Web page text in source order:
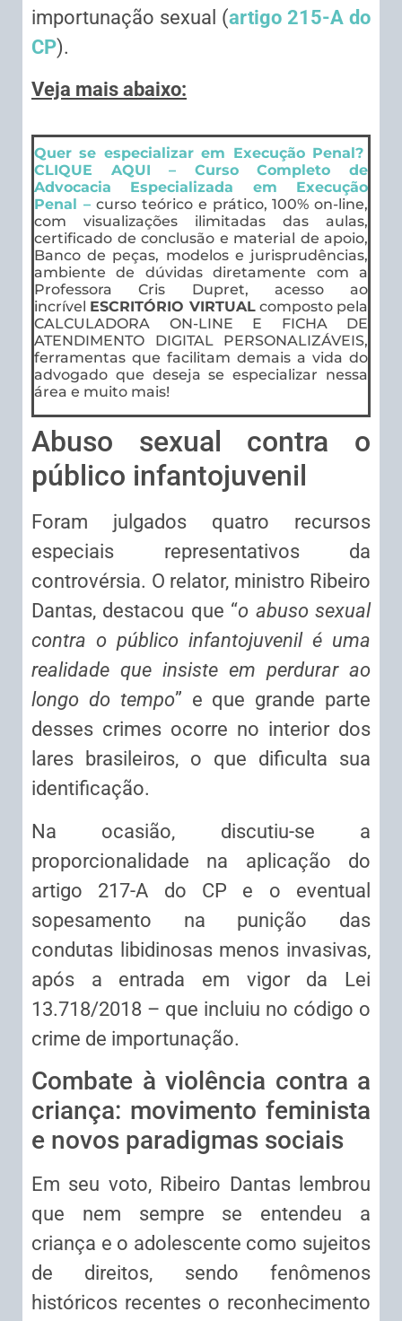
importunação sexual (artigo 215-A do
CP).
Veja mais abaixo:
Quer se especializar em Execução Penal?
CLIQUE AQUI – Curso Completo de
Advocacia Especializada em Execução
Penal –curso teórico e prático, 100% on-line,
com visualizações ilimitadas das aulas,
certificado de conclusão e material de apoio,
Banco de peças, modelos e jurisprudências,
ambiente de dúvidas diretamente com a
Professora Cris Dupret, acesso ao
incrível ESCRITÓRIO VIRTUALcomposto pela
CALCULADORA ON-LINE E FICHA DE
ATENDIMENTO DIGITAL PERSONALIZÁVEIS,
ferramentas que facilitam demais a vida do
advogado que deseja se especializar nessa
área e muito mais!
Abuso sexual contra o
público infantojuvenil
Foram julgados quatro recursos
especiais representativos da
controvérsia. O relator, ministro Ribeiro
Dantas, destacou que “o abuso sexual
contra o público infantojuvenil é uma
realidade que insiste em perdurar ao
longo do tempo” e que grande parte
desses crimes ocorre no interior dos
lares brasileiros, o que dificulta sua
identificação.
Na ocasião, discutiu-se a
proporcionalidade na aplicação do
artigo 217-A do CP e o eventual
sopesamento na punição das
condutas libidinosas menos invasivas,
após a entrada em vigor da Lei
13.718/2018 – que incluiu no código o
crime de importunação.
Combate à violência contra a
criança: movimento feminista
e novos paradigmas sociais
Em seu voto, Ribeiro Dantas lembrou
que nem sempre se entendeu a
criança e o adolescente como sujeitos
de direitos, sendo fenômenos
históricos recentes o reconhecimento